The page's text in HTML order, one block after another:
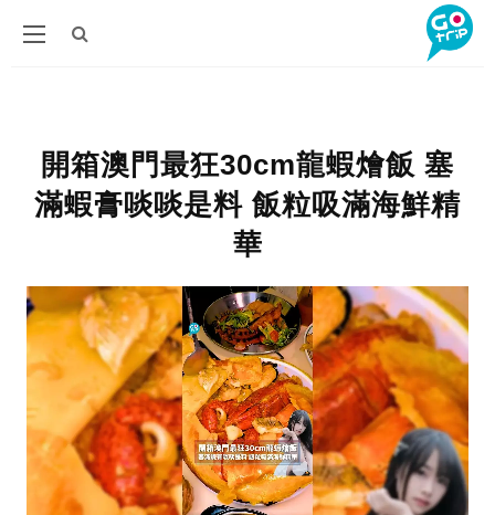
開箱澳門最狂30cm龍蝦燴飯 塞
滿蝦膏啖啖是料 飯粒吸滿海鮮精
華